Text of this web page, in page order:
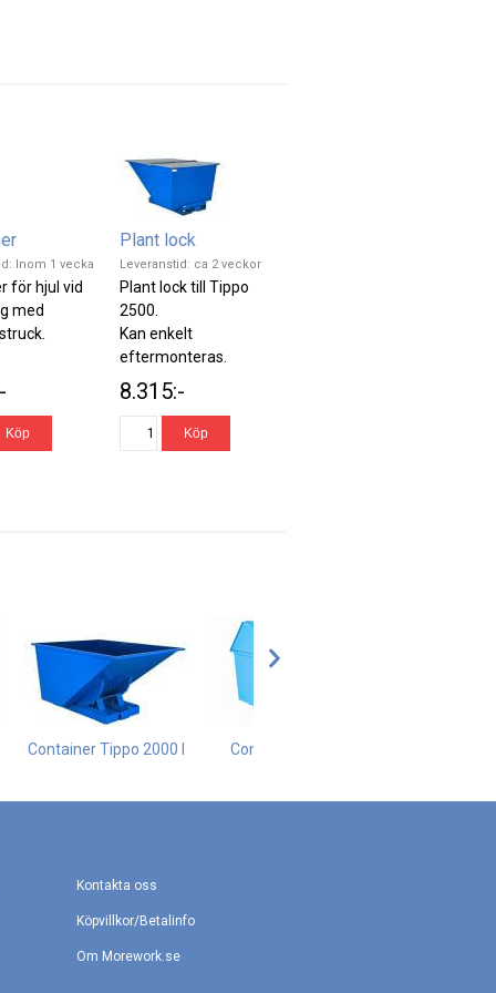
Inom 1 vecka
för hjul vid
med
Plant lock
Leveranstid: ca 2 veckor
Plant lock till Tippo
2500.
Kan enkelt
eftermonteras.
Färg: grå
8.315:-
Container Tippo 2000 l Container TL 1700
Kontakta oss
Köpvillkor/Betalinfo
Om Morework.se